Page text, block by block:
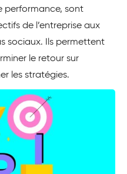
performance, sont
de l’entreprise aux
sociaux. Ils permettent
le retour sur
les stratégies.